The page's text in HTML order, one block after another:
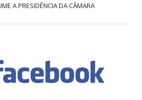
A PRESIDÊNCIA DA CÂMARA